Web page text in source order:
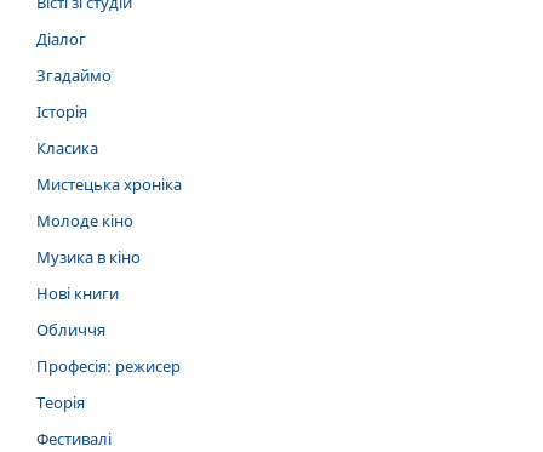
Діалог
Згадаймо
Історія
Класика
Мистецька хроніка
Молоде кіно
Музика в кіно
Нові книги
Обличчя
Професія: режисер
Теорія
Фестивалі